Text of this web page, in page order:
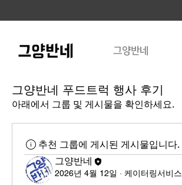
그양반네
그양반네 푸드트럭 행사 후기
아래에서 그룹 및 게시물을 확인하세요.
추천 그룹에 게시된 게시물입니다.
그양반네
2026년 4월 12일 · 케이터링서비스